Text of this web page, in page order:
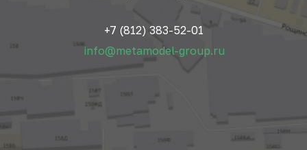
info@metamodel-group.ru
+7 (812) 383-52-01